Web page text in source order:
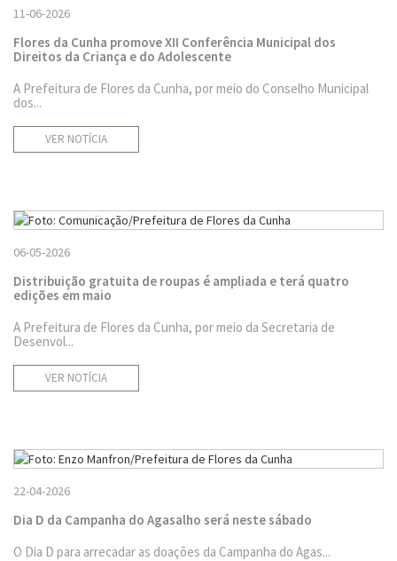
11-06-2026
Flores da Cunha promove XII Conferência Municipal dos
Direitos da Criança e do Adolescente
A Prefeitura de Flores da Cunha, por meio do Conselho Municipal
dos...
VER NOTÍCIA
06-05-2026
Distribuição gratuita de roupas é ampliada e terá quatro
edições em maio
A Prefeitura de Flores da Cunha, por meio da Secretaria de
Desenvol...
VER NOTÍCIA
22-04-2026
Dia D da Campanha do Agasalho será neste sábado
O Dia D para arrecadar as doações da Campanha do Agas...